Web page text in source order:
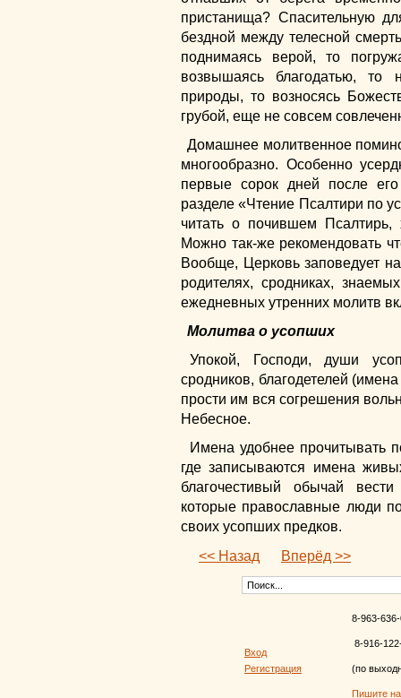
пристанища? Спасительную
бездной между телесной
поднимаясь верой, то
возвышаясь благодатью, то
природы, то возносясь
грубой, еще не совсем
Домашнее молитвенное
многообразно. Особенно
первые сорок дней после
разделе «Чтение Псалтири по
читать о почившем
Можно так-же рекомендовать
Вообще, Церковь заповедует
родителях, сродниках,
ежедневных утренних молитв
Молитва о усопших
Упокой, Господи, души
сродников, благодетелей
прости им вся согрешения
Небесное.
Имена удобнее прочитывать
где записываются имена
благочестивый обычай
которые православные люди
своих усопших предков.
<< Назад
Вперёд >>
Вход
Регистрация
8-963-
8-916-
(по
Пишите